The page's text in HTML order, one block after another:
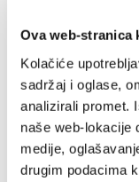
Ova web-stranica
Kolačiće
sadržaj i oglase,
analizirali promet.
naše web-lokacije
medije,
drugim podacima